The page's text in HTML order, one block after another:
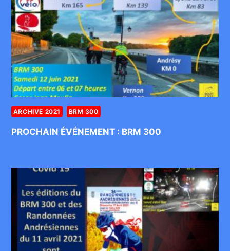
ARCHIVE 2021 BRM 300
PROCHAIN ÉVÉNEMENT : BRM 300